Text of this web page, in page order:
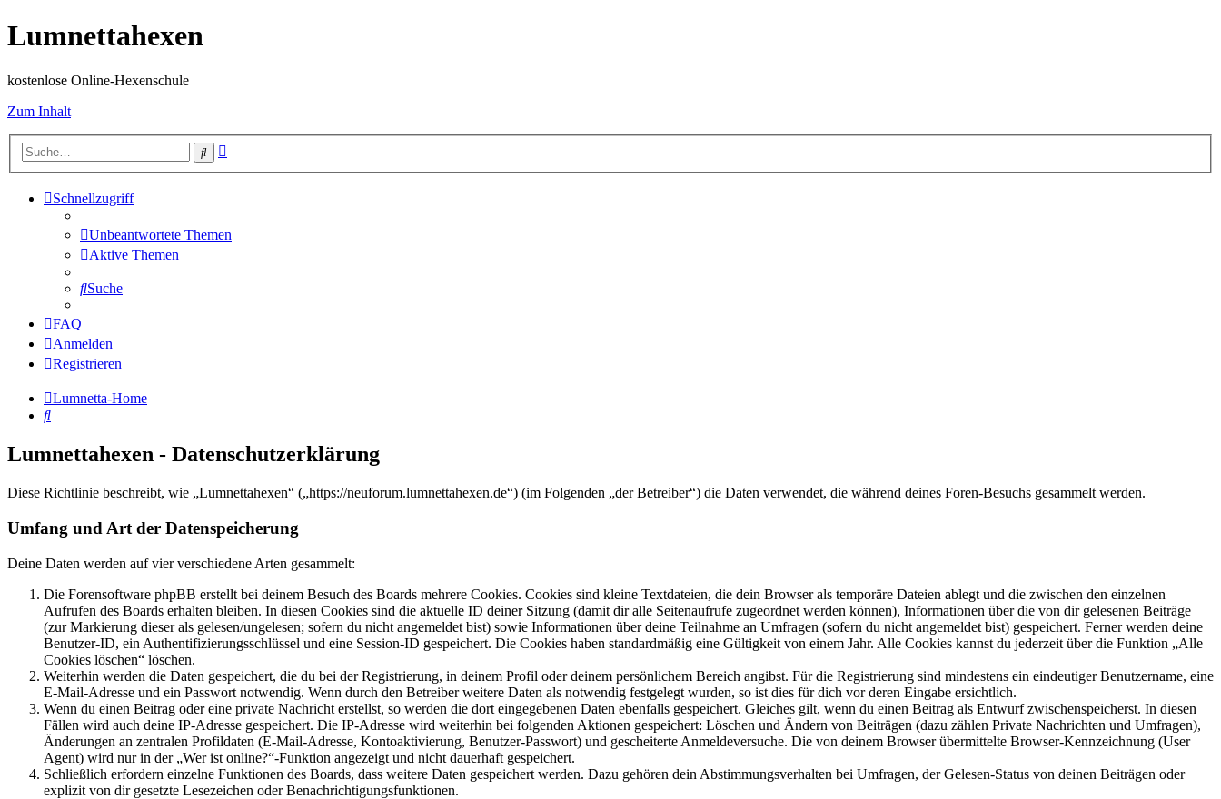
Lumnettahexen
kostenlose Online-Hexenschule
Zum Inhalt
Suche
Schnellzugriff
Unbeantwortete Themen
Aktive Themen
Suche
FAQ
Anmelden
Registrieren
Lumnetta-Home
Suche
Lumnettahexen - Datenschutzerklärung
Diese Richtlinie beschreibt, wie „Lumnettahexen“ („https://neuforum.lumnettahexen.de“) (im Folgenden „der Betreiber“) die Daten verwendet, die während deines Foren-Besuchs gesammelt werden.
Umfang und Art der Datenspeicherung
Deine Daten werden auf vier verschiedene Arten gesammelt:
Die Forensoftware phpBB erstellt bei deinem Besuch des Boards mehrere Cookies. Cookies sind kleine Textdateien, die dein Browser als temporäre Dateien ablegt und die zwischen den einzelnen
Aufrufen des Boards erhalten bleiben. In diesen Cookies sind die aktuelle ID deiner Sitzung (damit dir alle Seitenaufrufe zugeordnet werden können), Informationen über die von dir gelesenen Beiträge
(zur Markierung dieser als gelesen/ungelesen; sofern du nicht angemeldet bist) sowie Informationen über deine Teilnahme an Umfragen (sofern du nicht angemeldet bist) gespeichert. Ferner werden deine
Benutzer-ID, ein Authentifizierungsschlüssel und eine Session-ID gespeichert. Die Cookies haben standardmäßig eine Gültigkeit von einem Jahr. Alle Cookies kannst du jederzeit über die Funktion „Alle
Cookies löschen“ löschen.
Weiterhin werden die Daten gespeichert, die du bei der Registrierung, in deinem Profil oder deinem persönlichem Bereich angibst. Für die Registrierung sind mindestens ein eindeutiger Benutzername, eine
E-Mail-Adresse und ein Passwort notwendig. Wenn durch den Betreiber weitere Daten als notwendig festgelegt wurden, so ist dies für dich vor deren Eingabe ersichtlich.
Wenn du einen Beitrag oder eine private Nachricht erstellst, so werden die dort eingegebenen Daten ebenfalls gespeichert. Gleiches gilt, wenn du einen Beitrag als Entwurf zwischenspeicherst. In diesen
Fällen wird auch deine IP-Adresse gespeichert. Die IP-Adresse wird weiterhin bei folgenden Aktionen gespeichert: Löschen und Ändern von Beiträgen (dazu zählen Private Nachrichten und Umfragen),
Änderungen an zentralen Profildaten (E-Mail-Adresse, Kontoaktivierung, Benutzer-Passwort) und gescheiterte Anmeldeversuche. Die von deinem Browser übermittelte Browser-Kennzeichnung (User
Agent) wird nur in der „Wer ist online?“-Funktion angezeigt und nicht dauerhaft gespeichert.
Schließlich erfordern einzelne Funktionen des Boards, dass weitere Daten gespeichert werden. Dazu gehören dein Abstimmungsverhalten bei Umfragen, der Gelesen-Status von deinen Beiträgen oder
explizit von dir gesetzte Lesezeichen oder Benachrichtigungsfunktionen.